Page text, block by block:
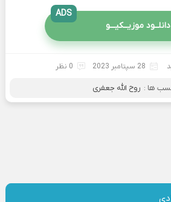
دانلــود موزیــکیـــو
ADS
28 سپتامبر 2023 0 نظر
ها : روح الله جعفری